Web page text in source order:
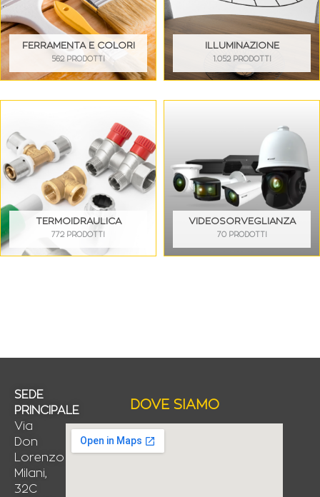
FERRAMENTA E COLORI
562 PRODOTTI
ILLUMINAZIONE
1.052 PRODOTTI
TERMOIDRAULICA
772 PRODOTTI
VIDEOSORVEGLIANZA
70 PRODOTTI
SEDE
PRINCIPALE
Via
Don
Lorenzo
Milani,
32C
DOVE SIAMO